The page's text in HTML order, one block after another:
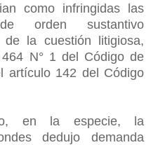
como infringidas las
orden sustantivo
la cuestión litigiosa,
N° 1 del Código de
artículo 142 del Código
en la especie, la
dedujo demanda